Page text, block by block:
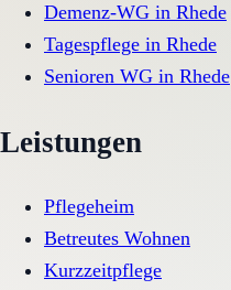
Demenz-WG in Rhede
Tagespflege in Rhede
Senioren WG in Rhede
Leistungen
Pflegeheim
Betreutes Wohnen
Kurzzeitpflege